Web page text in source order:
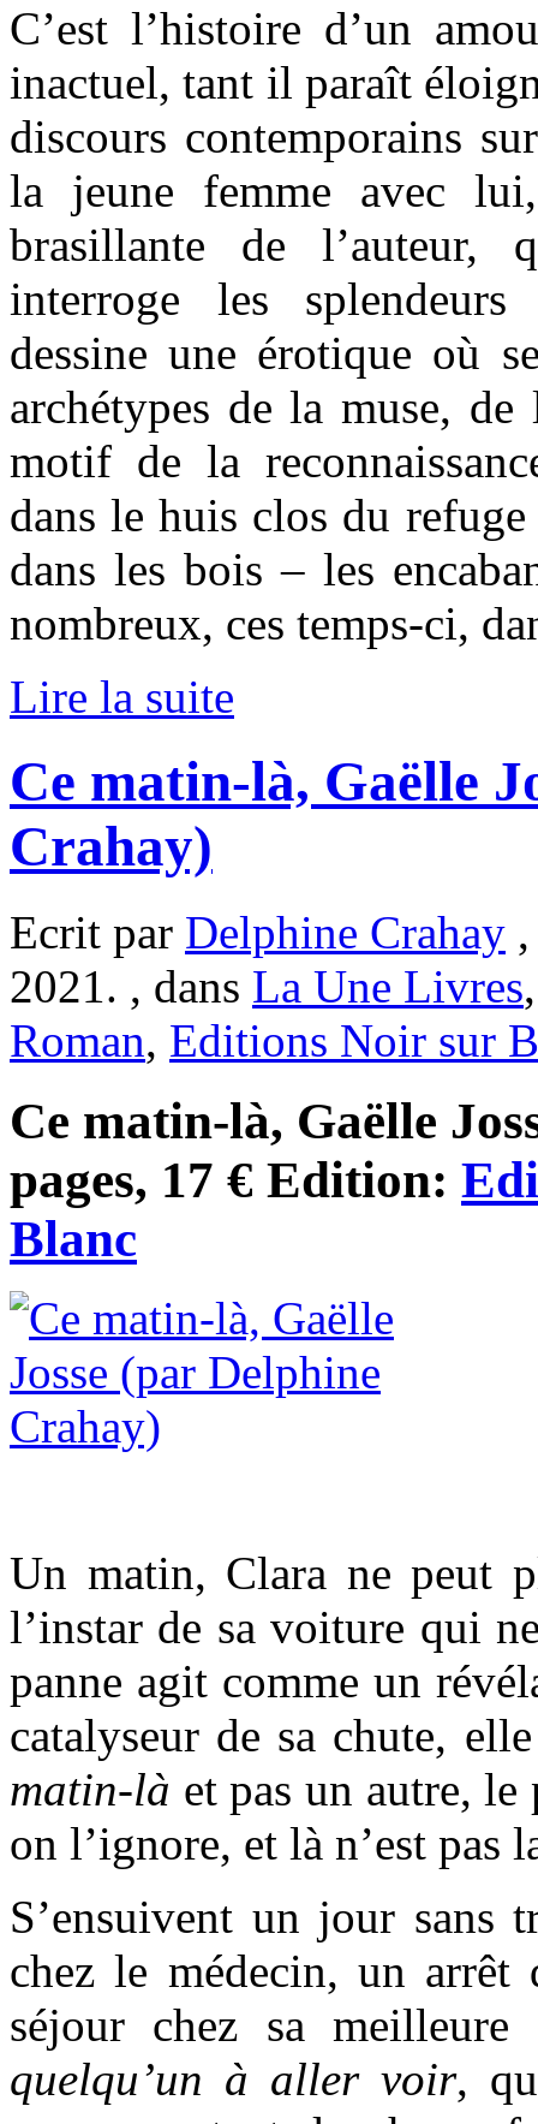
C’est l’histoire d’un
inactuel, tant il paraît
discours contemporains
la jeune femme avec
brasillante de
interroge les
dessine une érotique où
archétypes de la muse,
motif de la
dans le huis clos du
dans les bois – les
nombreux, ces temps-ci,
Lire la suite
Ce matin-là, Gaëlle
Crahay)
Ecrit par Delphine Crahay
2021. , dans La Une Livres
Roman, Editions Noir sur
Ce matin-là, Gaëlle
pages, 17 € Edition:
Blanc
Un matin, Clara ne peut
l’instar de sa voiture qui
panne agit comme un
catalyseur de sa chute,
matin-là et pas un autre,
on l’ignore, et là n’est pas
S’ensuivent un jour sans
chez le médecin, un
séjour chez sa
quelqu’un à aller voir,